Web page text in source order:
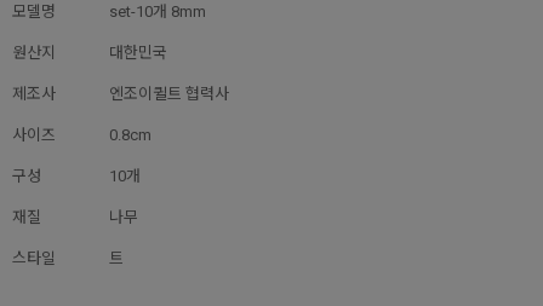
모델명 set-10개 8mm
원산지 대한민국
제조사 엔조이퀼트 협력사
사이즈 0.8cm
구성 10개
재질 나무
스타일 트